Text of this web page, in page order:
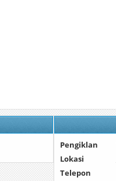
Pengiklan
Lokasi
Telepon